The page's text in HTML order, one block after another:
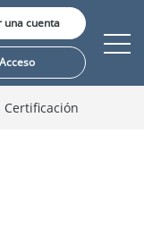
una cuenta
Acceso
Certificación